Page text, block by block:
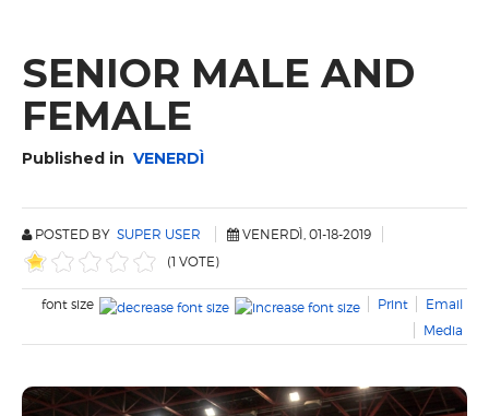
HOTEL
ISCRIZIONE
VIDEO ISTRUZIONI
EDIZIONI PRECEDENTI
2018 FOLLONICA
2017 FOLLONICA
2013 LIVORNO
SENIOR MALE AND
FEMALE
Published in VENERDÌ
POSTED BY SUPER USER
VENERDÌ, 01-18-2019
(1 VOTE)
font size Print
Email
Media